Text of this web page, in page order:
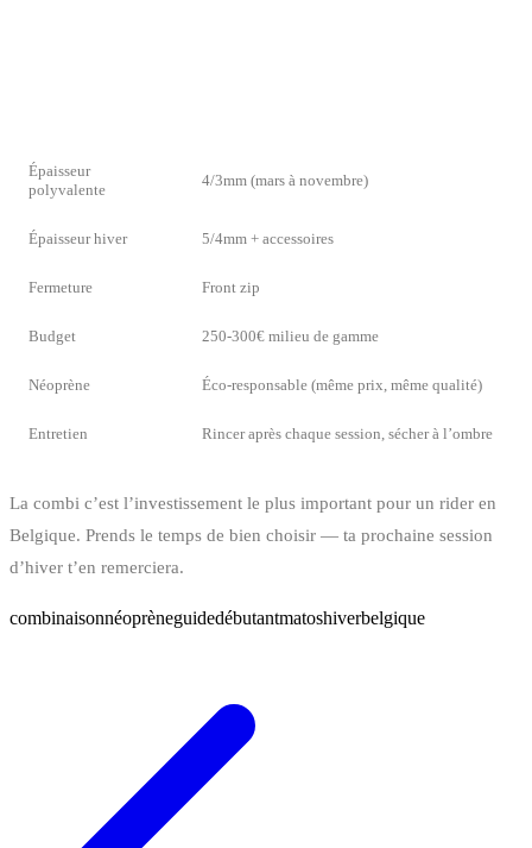
Épaisseur
polyvalente
4/3mm (mars à novembre)
Épaisseur hiver 5/4mm + accessoires
Fermeture Front zip
Budget 250-300€ milieu de gamme
Néoprène Éco-responsable (même prix, même qualité)
Entretien Rincer après chaque session, sécher à l’ombre
La combi c’est l’investissement le plus important pour un rider en
Belgique. Prends le temps de bien choisir — ta prochaine session
d’hiver t’en remerciera.
combinaisonnéoprèneguidedébutantmatoshiverbelgique